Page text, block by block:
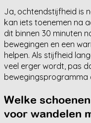
Ja, ochtendstijfheid is
kan iets toenemen na
dit binnen 30 minuten
bewegingen en een
helpen. Als stijfheid
veel erger wordt, pas
bewegingsprogramma
Welke
voor wandelen